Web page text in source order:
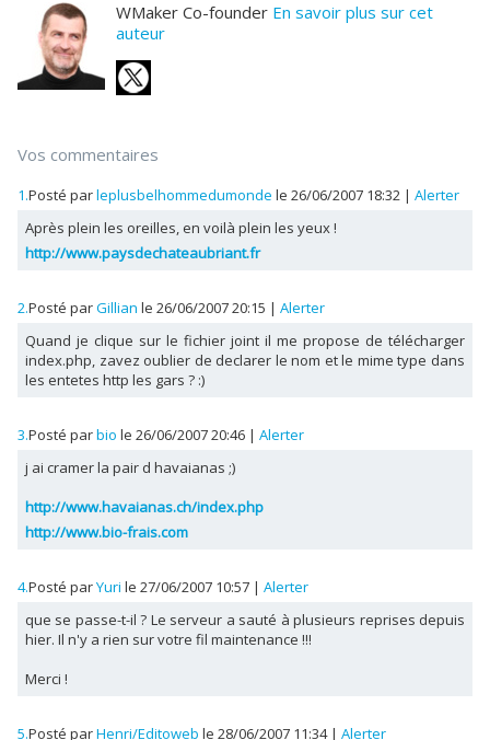
WMaker Co-founder En savoir plus sur cet
auteur
Vos commentaires
1.Posté parleplusbelhommedumonde le 26/06/2007 18:32 | Alerter
Après plein les oreilles, en voilà plein les yeux !
http://www.paysdechateaubriant.fr
2.Posté parGillian le 26/06/2007 20:15 | Alerter
Quand je clique sur le fichier joint il me propose de télécharger
index.php, zavez oublier de declarer le nom et le mime type dans
les entetes http les gars ? :)
3.Posté parbio le 26/06/2007 20:46 | Alerter
j ai cramer la pair d havaianas ;)
http://www.havaianas.ch/index.php
http://www.bio-frais.com
4.Posté parYuri le 27/06/2007 10:57 | Alerter
que se passe-t-il ? Le serveur a sauté à plusieurs reprises depuis
hier. Il n'y a rien sur votre fil maintenance !!!
Merci !
5.Posté parHenri/Editoweb le 28/06/2007 11:34 | Alerter